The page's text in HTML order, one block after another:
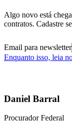
Algo novo está
contratos. Cadastre
Email para newsletter
Enquanto isso, leia
Daniel Barral
Procurador Federal